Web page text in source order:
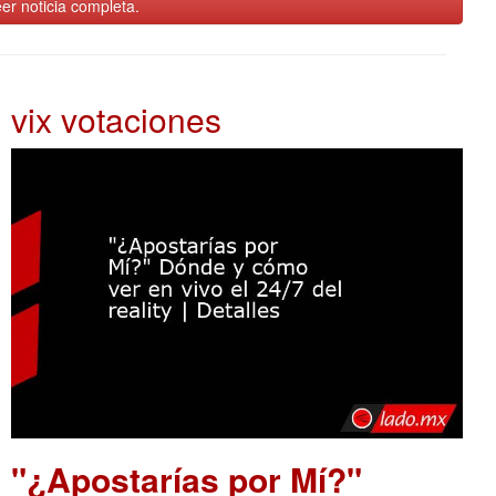
noticia completa.
vix votaciones
"¿Apostarías por Mí?"